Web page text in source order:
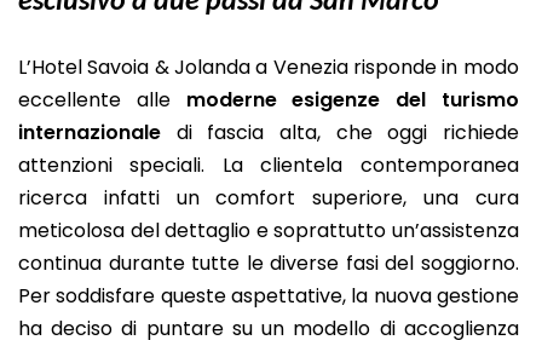
L’Hotel Savoia & Jolanda a Venezia risponde in modo
eccellente alle moderne esigenze del turismo
internazionale di fascia alta, che oggi richiede
attenzioni speciali. La clientela contemporanea
ricerca infatti un comfort superiore, una cura
meticolosa del dettaglio e soprattutto un’assistenza
continua durante tutte le diverse fasi del soggiorno.
Per soddisfare queste aspettative, la nuova gestione
ha deciso di puntare su un modello di accoglienza